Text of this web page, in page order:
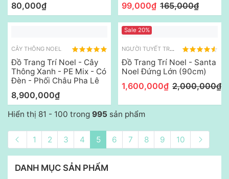
DANH MỤC SẢN PHẨM
80,000₫ 99,000₫ 165,000₫
CÂY THÔNG NOEL
Đồ Trang Trí Noel - Cây
Thông Xanh - PE Mix - Có
Đèn - Phối Châu Pha Lê
8,900,000₫
Sale 20%
NGƯỜI TUYẾT TRANG TRÍ NOEL
Đồ Trang Trí Noel - Santa
Noel Đứng Lớn (90cm)
1,600,000₫ 2,000,000₫
Hiển thị 81 - 100 trong 995 sản phẩm
1 2 3 4 5 6 7 8 9 10